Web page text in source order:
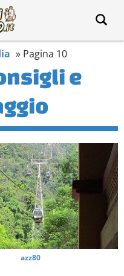
» Pagina 10
e
azz80